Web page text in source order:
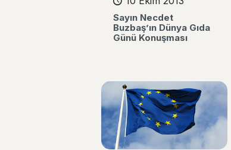
Sayın Necdet
Buzbaş’ın Dünya Gıda
Günü Konuşması